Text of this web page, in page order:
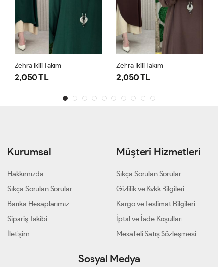
Zehra İkili Takım
2,050 TL
Zehra İkili Takım
2,050 TL
Kurumsal
Hakkımızda
Sıkça Sorulan Sorular
Banka Hesaplarımız
Sipariş Takibi
İletişim
Müşteri Hizmetleri
Sıkça Sorulan Sorular
Gizlilik ve Kvkk Bilgileri
Kargo ve Teslimat Bilgileri
İptal ve İade Koşulları
Mesafeli Satış Sözleşmesi
Sosyal Medya